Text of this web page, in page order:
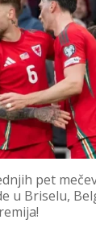
pet
u Briselu,